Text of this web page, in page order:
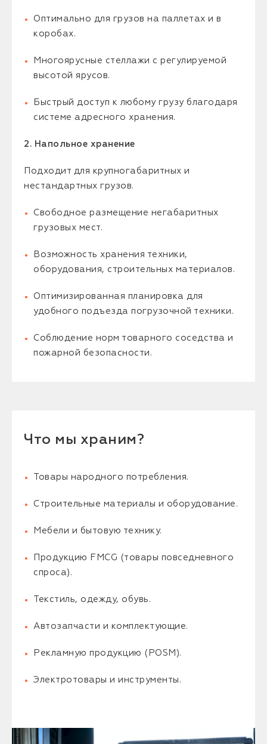
Оптимально для грузов на паллетах и в
коробах.
Многоярусные стеллажи с регулируемой
высотой ярусов.
Быстрый доступ к любому грузу благодаря
системе адресного хранения.
2. Напольное хранение
Подходит для крупногабаритных и
нестандартных грузов.
Свободное размещение негабаритных
грузовых мест.
Возможность хранения техники,
оборудования, строительных материалов.
Оптимизированная планировка для
удобного подъезда погрузочной техники.
Соблюдение норм товарного соседства и
пожарной безопасности.
Что мы храним?
Товары народного потребления.
Строительные материалы и оборудование.
Мебели и бытовую технику.
Продукцию FMCG (товары повседневного
спроса).
Текстиль, одежду, обувь.
Автозапчасти и комплектующие.
Рекламную продукцию (POSM).
Электротовары и инструменты.